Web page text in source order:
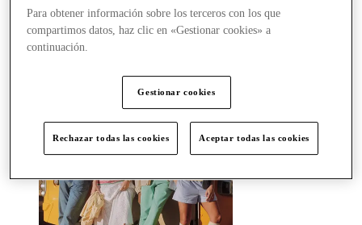
Tarjetas regalo
Mapa del Centro
Para obtener información sobre los terceros con los que
compartimos datos, haz clic en «Gestionar cookies» a
continuación.
Gestionar cookies
Rechazar todas las cookies Aceptar todas las cookies